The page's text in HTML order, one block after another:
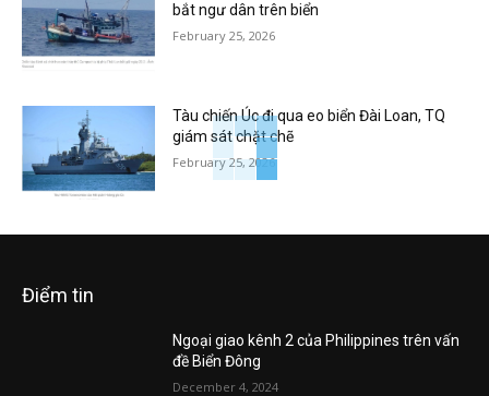
bắt ngư dân trên biển
February 25, 2026
Tàu chiến Úc đi qua eo biển Đài Loan, TQ
giám sát chặt chẽ
February 25, 2026
Điểm tin
Ngoại giao kênh 2 của Philippines trên vấn
đề Biển Đông
December 4, 2024